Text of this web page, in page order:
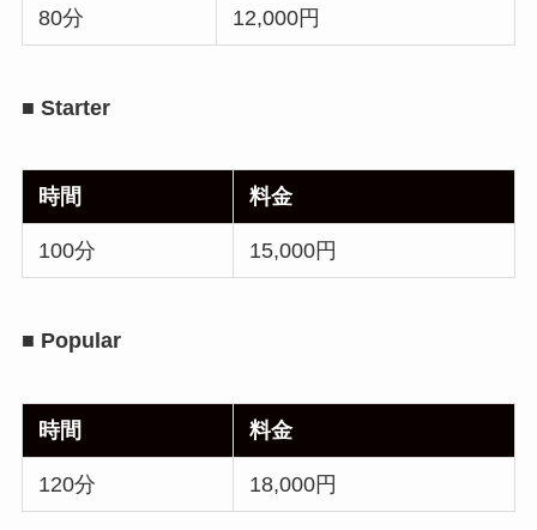
80分 12,000円
■ Starter
時間 料金
100分 15,000円
■ Popular
時間 料金
120分 18,000円